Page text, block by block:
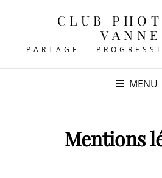
CLUB
PARTAGE –
MENU
Mentions